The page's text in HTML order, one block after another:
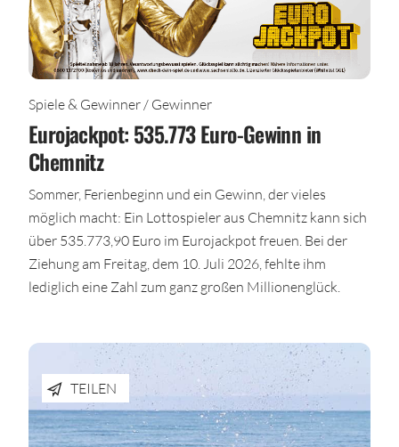
Spiele & Gewinner / Gewinner
Eurojackpot: 535.773 Euro-Gewinn in
Chemnitz
Sommer, Ferienbeginn und ein Gewinn, der vieles
möglich macht: Ein Lottospieler aus Chemnitz kann sich
über 535.773,90 Euro im Eurojackpot freuen. Bei der
Ziehung am Freitag, dem 10. Juli 2026, fehlte ihm
lediglich eine Zahl zum ganz großen Millionenglück.
TEILEN